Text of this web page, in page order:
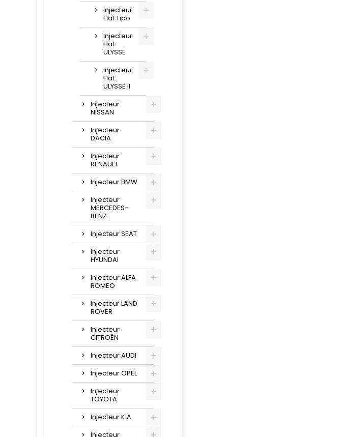
Injecteur
Fiat Tipo
Injecteur
Fiat
ULYSSE
Injecteur
Fiat
ULYSSE II
Injecteur
NISSAN
Injecteur
DACIA
Injecteur
RENAULT
Injecteur BMW
Injecteur
MERCEDES-
BENZ
Injecteur SEAT
Injecteur
HYUNDAI
Injecteur ALFA
ROMEO
Injecteur LAND
ROVER
Injecteur
CITROËN
Injecteur AUDI
Injecteur OPEL
Injecteur
TOYOTA
Injecteur KIA
Injecteur